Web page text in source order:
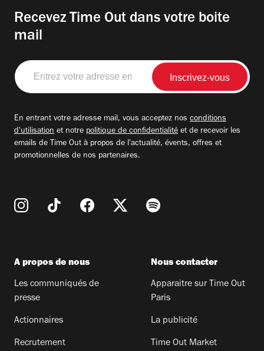
Recevez Time Out dans votre boite
mail
Entrez
votre
adresse
En entrant votre adresse mail, vous acceptez nos conditions
d'utilisation et notre politique de confidentialité et de recevoir les
emails de Time Out à propos de l'actualité, évents, offres et
promotionnelles de nos partenaires.
A propos de nous
Les communiqués de
presse
Actionnaires
Recrutement
Nous contacter
Apparaitre sur Time Out
Paris
La publicité
Time Out Market